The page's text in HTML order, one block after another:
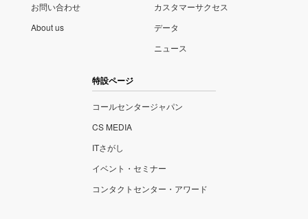
お問い合わせ
About us
カスタマーサクセス
データ
ニュース
特設ページ
コールセンタージャパン
CS MEDIA
ITさがし
イベント・セミナー
コンタクトセンター・アワード